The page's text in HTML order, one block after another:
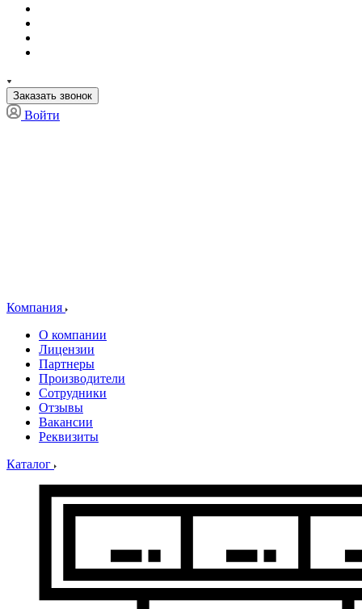
Заказать звонок
Войти
Компания
О компании
Лицензии
Партнеры
Производители
Сотрудники
Отзывы
Вакансии
Реквизиты
Каталог